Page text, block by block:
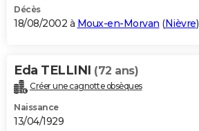
Décès
18/08/2002 à Moux-en-Morvan (Nièvre)
Eda TELLINI (72 ans)
Créer une cagnotte obsèques
Naissance
13/04/1929